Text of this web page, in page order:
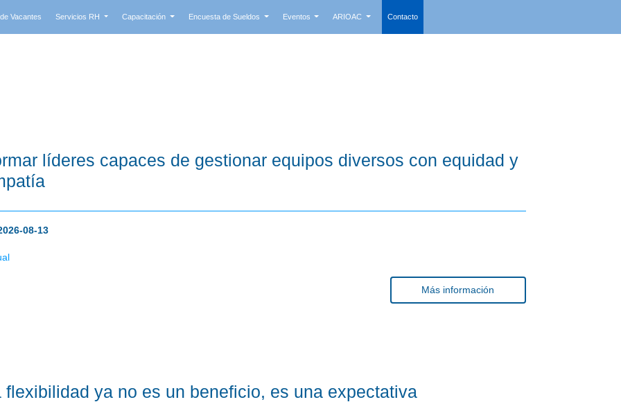
Vacantes Servicios RH Capacitación Encuesta de Sueldos Eventos ARIOAC Contacto
líderes capaces de gestionar equipos diversos con equidad y
08-13
Más información
flexibilidad ya no es un beneficio, es una expectativa